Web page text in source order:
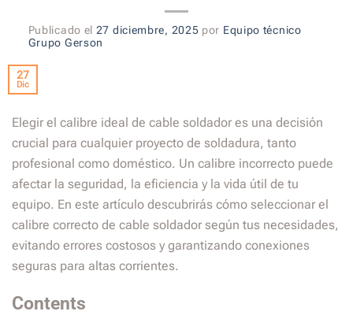
Publicado el 27 diciembre, 2025 por Equipo técnico
Grupo Gerson
27
Dic
Elegir el calibre ideal de cable soldador es una decisión
crucial para cualquier proyecto de soldadura, tanto
profesional como doméstico. Un calibre incorrecto puede
afectar la seguridad, la eficiencia y la vida útil de tu
equipo. En este artículo descubrirás cómo seleccionar el
calibre correcto de cable soldador según tus necesidades,
evitando errores costosos y garantizando conexiones
seguras para altas corrientes.
Contents